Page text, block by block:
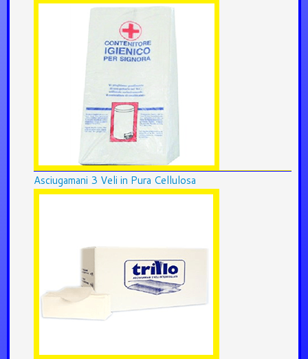
Asciugamani 3 Veli in Pura Cellulosa